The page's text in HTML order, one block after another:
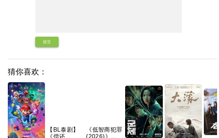
提交
猜你喜欢：
【BL泰剧】
《偿还
《低智商犯罪
(2026)》